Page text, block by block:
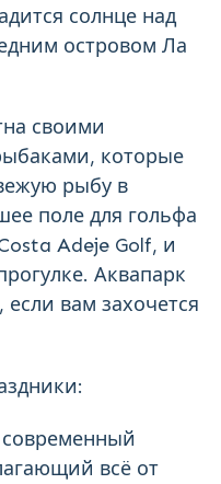
солнце над
островом Ла
своими
которые
рыбу в
поле для гольфа
Adeje Golf, и
Аквапарк
если вам захочется
всё от